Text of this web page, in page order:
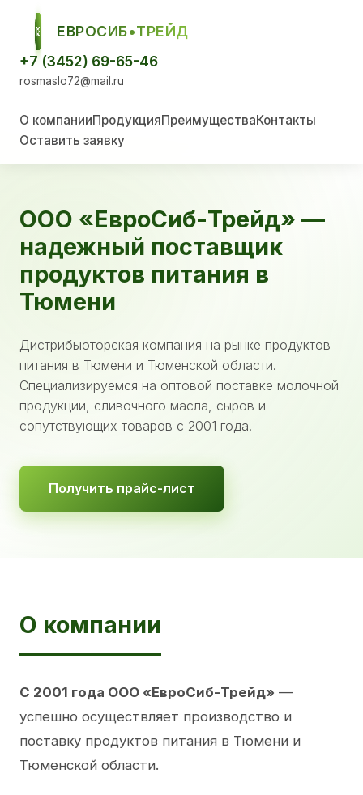
ЕСТ
ЕВРОСИБ•ТРЕЙД
+7 (3452) 69-65-46
rosmaslo72@mail.ru
О компанииПродукцияПреимуществаКонтакты
Оставить заявку
ООО «ЕвроСиб-Трейд» —
надежный поставщик
продуктов питания в
Тюмени
Дистрибьюторская компания на рынке продуктов
питания в Тюмени и Тюменской области.
Специализируемся на оптовой поставке молочной
продукции, сливочного масла, сыров и
сопутствующих товаров с 2001 года.
Получить прайс-лист
О компании
С 2001 года ООО «ЕвроСиб-Трейд» —
успешно осуществляет производство и
поставку продуктов питания в Тюмени и
Тюменской области.